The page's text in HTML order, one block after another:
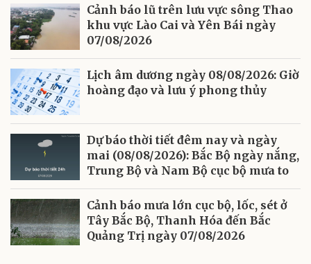
Cảnh báo lũ trên lưu vực sông Thao
khu vực Lào Cai và Yên Bái ngày
07/08/2026
Lịch âm dương ngày 08/08/2026: Giờ
hoàng đạo và lưu ý phong thủy
Dự báo thời tiết đêm nay và ngày
mai (08/08/2026): Bắc Bộ ngày nắng,
Trung Bộ và Nam Bộ cục bộ mưa to
Cảnh báo mưa lớn cục bộ, lốc, sét ở
Tây Bắc Bộ, Thanh Hóa đến Bắc
Quảng Trị ngày 07/08/2026